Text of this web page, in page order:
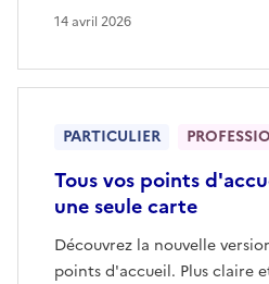
14 avril 2026
Tous vos points
une seule carte
Découvrez la nouvelle
points d'accueil. Plus claire
PARTICULIER